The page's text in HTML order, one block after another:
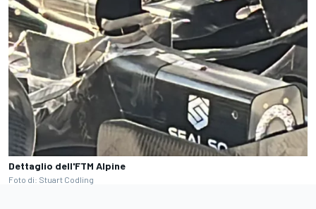
Dettaglio dell'FTM Alpine
Foto di: Stuart Codling